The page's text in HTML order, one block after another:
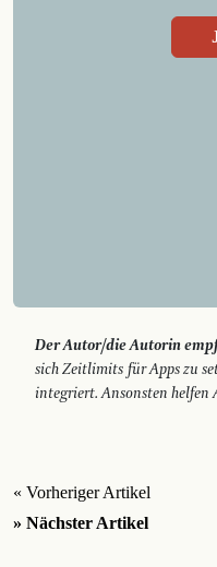
Der Autor/die Autorin
sich Zeitlimits für Apps zu
integriert. Ansonsten helfen
« Vorheriger Artikel
» Nächster Artikel